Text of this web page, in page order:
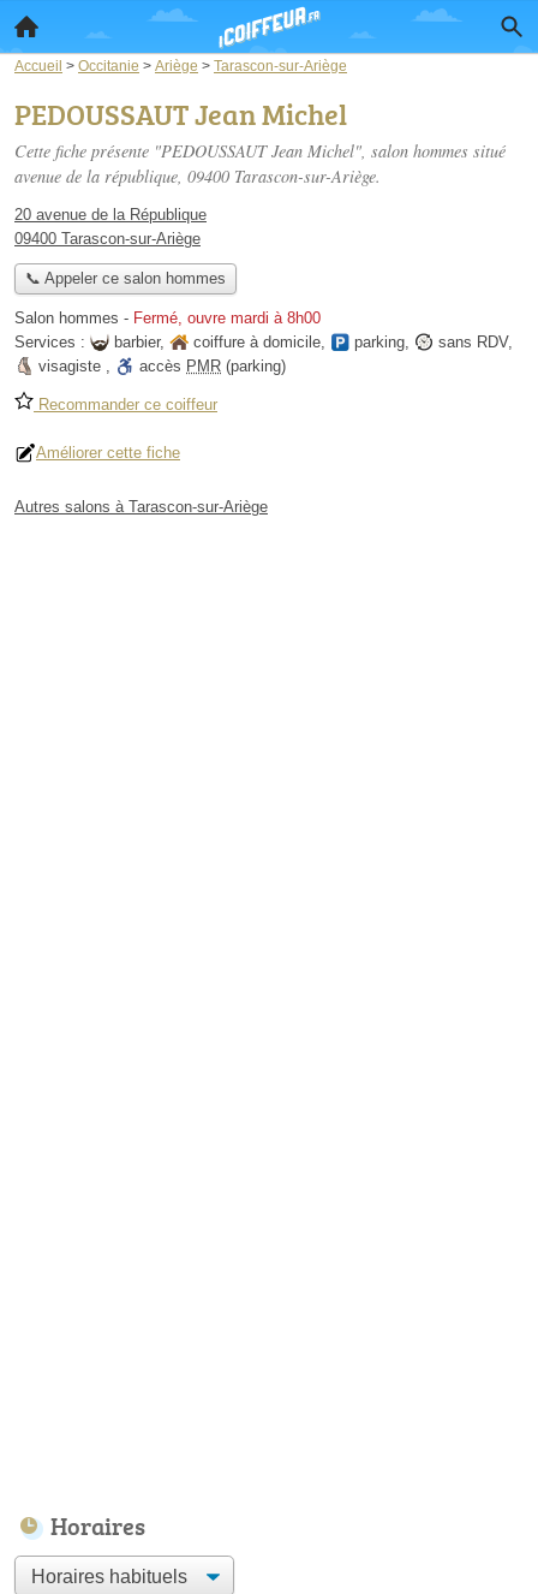
Accueil > Occitanie > Ariège > Tarascon-sur-Ariège
PEDOUSSAUT Jean Michel
Cette fiche présente "PEDOUSSAUT Jean Michel", salon hommes situé
avenue de la république, 09400 Tarascon-sur-Ariège.
20 avenue de la République
09400 Tarascon-sur-Ariège
📞 Appeler ce salon hommes
Salon hommes - Fermé, ouvre mardi à 8h00
Services :
barbier, coiffure à domicile, parking, sans RDV,
visagiste , accès PMR (parking)
Recommander ce coiffeur
Améliorer cette fiche
Autres salons à Tarascon-sur-Ariège
Horaires